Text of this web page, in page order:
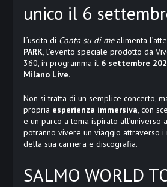
unico il 6
L’uscita di Conta su di mealimenta
PARK, l’evento speciale prodotto da
360, in programma il 6 settembre
Milano Live.
Non si tratta di un semplice concerto,
propria esperienza immersiva, con
e un parco a tema ispirato all’universo
potranno vivere un viaggio attraverso i
della sua carriera e discografia.
SALMO WORLD